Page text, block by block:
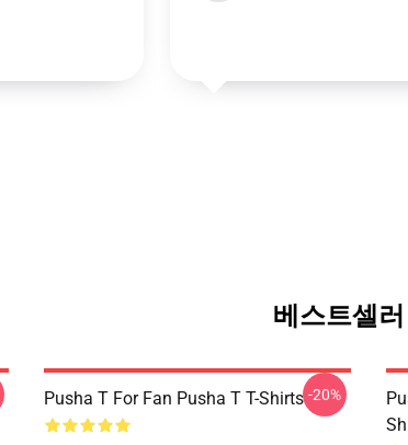
베스트셀
Pusha T For Fan Pusha T T-Shirts -20%